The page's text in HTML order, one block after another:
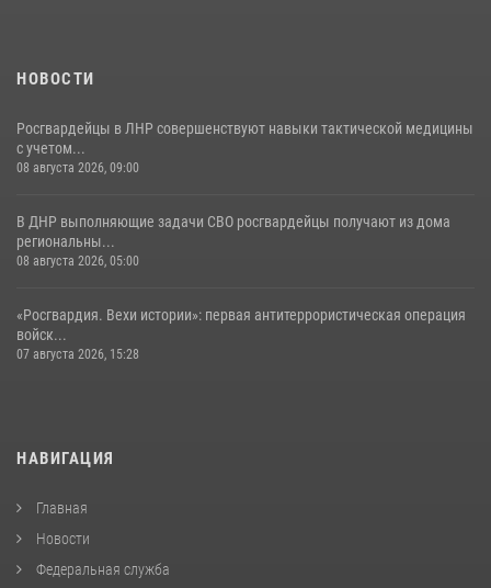
НОВОСТИ
Росгвардейцы в ЛНР совершенствуют навыки тактической медицины
с учетом...
08 августа 2026, 09:00
В ДНР выполняющие задачи СВО росгвардейцы получают из дома
региональны...
08 августа 2026, 05:00
«Росгвардия. Вехи истории»: первая антитеррористическая операция
войск...
07 августа 2026, 15:28
НАВИГАЦИЯ
Главная
Новости
Федеральная служба